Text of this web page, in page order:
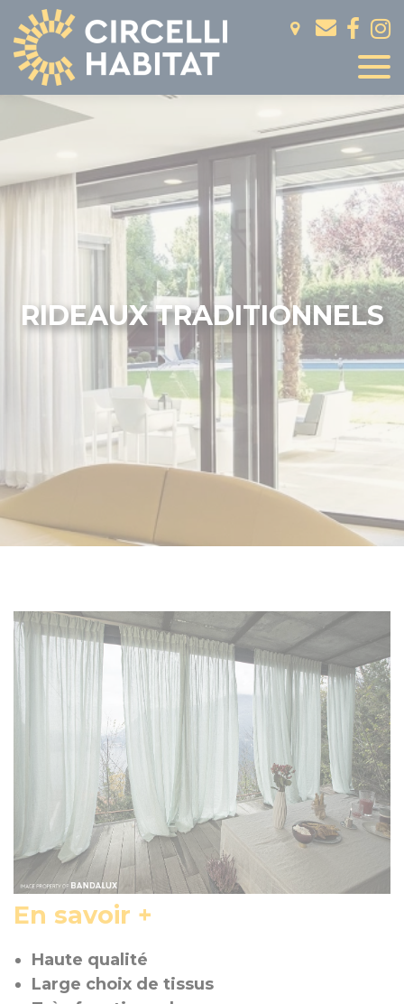
RIDEAUX TRADITIONNELS
En savoir +
Haute qualité
Large choix de tissus
Panneau de gestion des cookies